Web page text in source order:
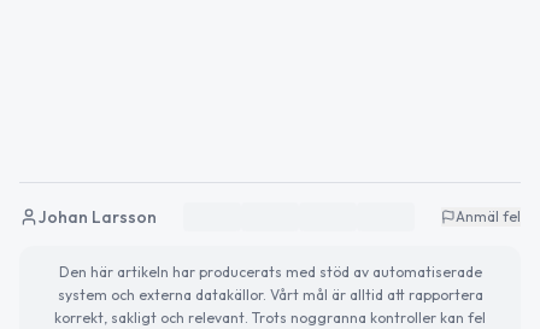
Johan Larsson Anmäl fel
Den här artikeln har producerats med stöd av automatiserade
system och externa datakällor. Vårt mål är alltid att rapportera
korrekt, sakligt och relevant. Trots noggranna kontroller kan fel